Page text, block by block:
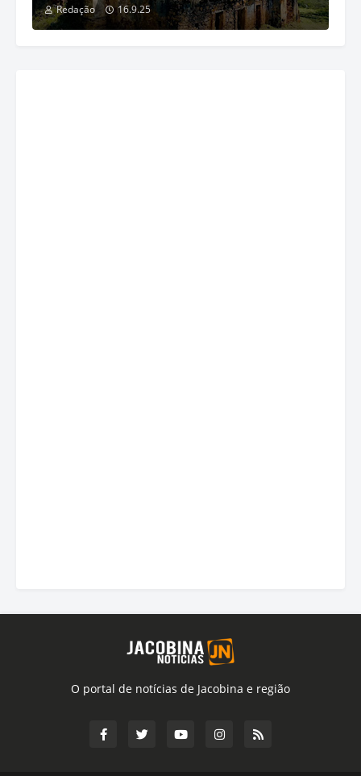
Redação 16.9.25
O portal de notícias de Jacobina e região